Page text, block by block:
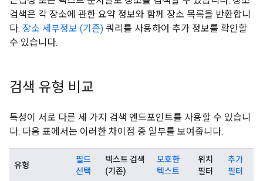
검색은 각 장소에 관한 요약 정보와 함께 장소 목록을 반환합니
다. 장소 세부정보 (기존) 쿼리를 사용하여 추가 정보를 확인할
수 있습니다.
검색 유형 비교
특성이 서로 다른 세 가지 검색 엔드포인트를 사용할 수 있습니
다. 다음 표에서는 이러한 차이점 중 일부를 보여줍니다.
유형
필드
선택
텍스트 검색
(기존)
모호한
텍스트
위치
필터
추가
필터